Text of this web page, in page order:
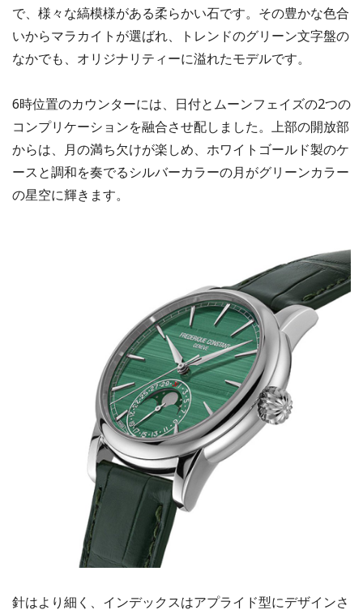
で、様々な縞模様がある柔らかい石です。その豊かな色合
いからマラカイトが選ばれ、トレンドのグリーン文字盤の
なかでも、オリジナリティーに溢れたモデルです。
6時位置のカウンターには、日付とムーンフェイズの2つの
コンプリケーションを融合させ配しました。上部の開放部
からは、月の満ち欠けが楽しめ、ホワイトゴールド製のケ
ースと調和を奏でるシルバーカラーの月がグリーンカラー
の星空に輝きます。
針はより細く、インデックスはアプライド型にデザインさ